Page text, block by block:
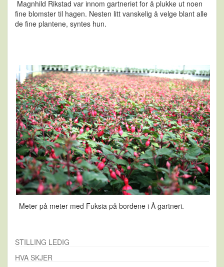
Magnhild Rikstad var innom gartneriet for å plukke ut noen
fine blomster til hagen. Nesten litt vanskelig å velge blant alle
de fine plantene, syntes hun.
Meter på meter med Fuksia på bordene i Å gartneri.
STILLING LEDIG
HVA SKJER